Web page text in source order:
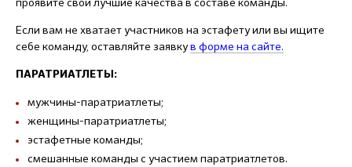
Если вам не хватает участников на эстафету или вы ищите
себе команду, оставляйте заявкув форме на сайте.
ПАРАТРИАТЛЕТЫ:
мужчины-паратриатлеты;
женщины-паратриатлеты;
эстафетные команды;
смешанные команды с участием паратриатлетов.